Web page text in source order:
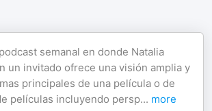
semanal en donde Natalia
un invitado ofrece una visión amplia y
principales de una película o de
películas incluyendo persp... more